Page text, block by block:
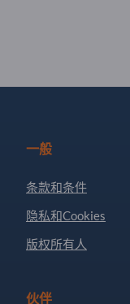
一般
条款和条件
隐私和Cookies
版权所有人
伙伴